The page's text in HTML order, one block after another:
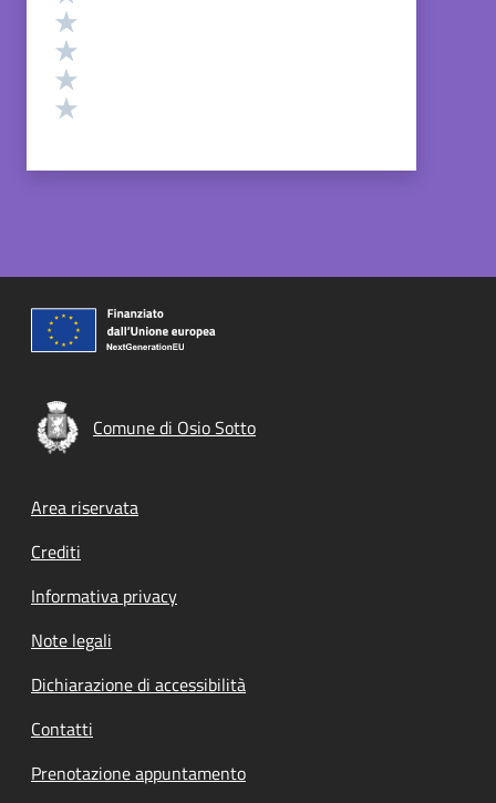
Comune di Osio Sotto
Footer menu
Area riservata
Crediti
Informativa privacy
Note legali
Dichiarazione di accessibilità
Contatti
Prenotazione appuntamento